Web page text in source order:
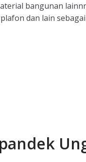
bangunan
dan lain